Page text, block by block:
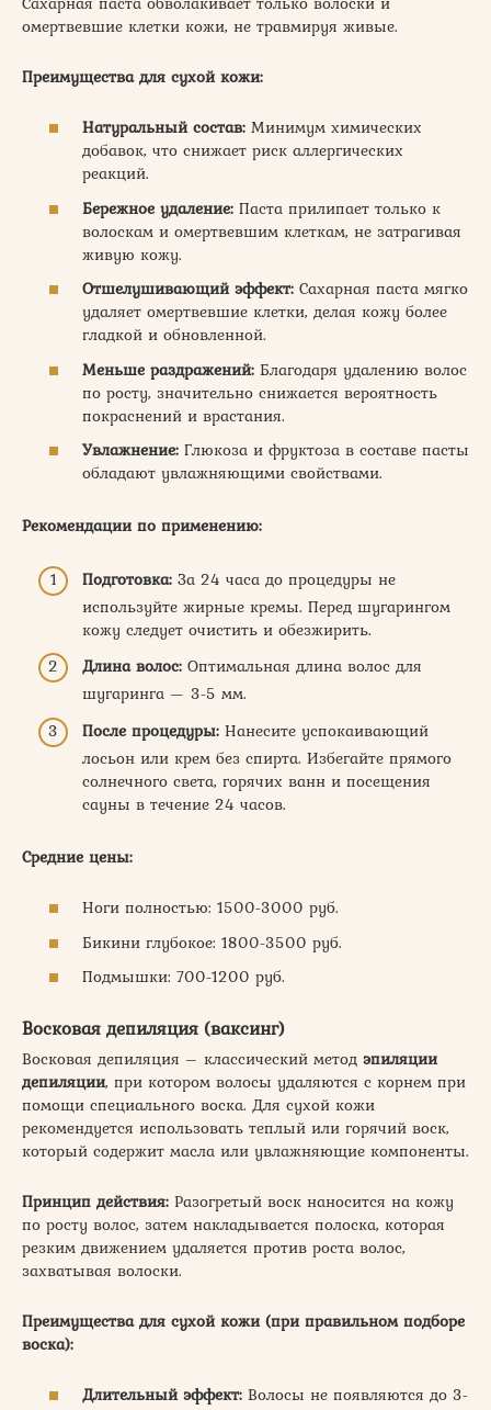
омертвевшие клетки кожи, не травмируя живые.
Преимущества для сухой кожи:
Натуральный состав: Минимум химических
добавок, что снижает риск аллергических
реакций.
Бережное удаление: Паста прилипает только к
волоскам и омертвевшим клеткам, не затрагивая
живую кожу.
Отшелушивающий эффект: Сахарная паста мягко
удаляет омертвевшие клетки, делая кожу более
гладкой и обновленной.
Меньше раздражений: Благодаря удалению волос
по росту, значительно снижается вероятность
покраснений и врастания.
Увлажнение: Глюкоза и фруктоза в составе пасты
обладают увлажняющими свойствами.
Рекомендации по применению:
Подготовка: За 24 часа до процедуры не
используйте жирные кремы. Перед шугарингом
кожу следует очистить и обезжирить.
Длина волос: Оптимальная длина волос для
шугаринга — 3-5 мм.
После процедуры: Нанесите успокаивающий
лосьон или крем без спирта. Избегайте прямого
солнечного света, горячих ванн и посещения
сауны в течение 24 часов.
Средние цены:
Ноги полностью: 1500-3000 руб.
Бикини глубокое: 1800-3500 руб.
Подмышки: 700-1200 руб.
Восковая депиляция (ваксинг)
Восковая депиляция – классический метод эпиляции
депиляции, при котором волосы удаляются с корнем при
помощи специального воска. Для сухой кожи
рекомендуется использовать теплый или горячий воск,
который содержит масла или увлажняющие компоненты.
Принцип действия: Разогретый воск наносится на кожу
по росту волос, затем накладывается полоска, которая
резким движением удаляется против роста волос,
захватывая волоски.
Преимущества для сухой кожи (при правильном подборе
воска):
Длительный эффект: Волосы не появляются до 3-